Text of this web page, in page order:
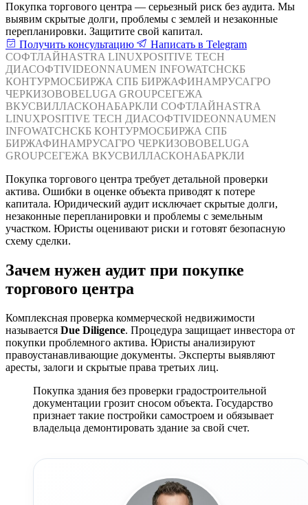
Покупка торгового центра — серьезный риск без аудита. Мы
выявим скрытые долги, проблемы с землей и незаконные
перепланировки. Защитите свой капитал.
Получить консультацию
Написать в Telegram
СОФТЛАЙНASTRA LINUXPOSITIVE TECH
ДИАСОФТIVIDEONNAUMEN INFOWATCHСКБ
КОНТУРМОСБИРЖА СПБ БИРЖАФИНАМРУСАГРО
ЧЕРКИЗОВОBELUGA GROUPСЕГЕЖА
ВКУСВИЛЛАСКОНАБАРКЛИ СОФТЛАЙНASTRA
LINUXPOSITIVE TECH ДИАСОФТIVIDEONNAUMEN
INFOWATCHСКБ КОНТУРМОСБИРЖА СПБ
БИРЖАФИНАМРУСАГРО ЧЕРКИЗОВОBELUGA
GROUPСЕГЕЖА ВКУСВИЛЛАСКОНАБАРКЛИ
Покупка торгового центра требует детальной проверки
актива. Ошибки в оценке объекта приводят к потере
капитала. Юридический аудит исключает скрытые долги,
незаконные перепланировки и проблемы с земельным
участком. Юристы оценивают риски и готовят безопасную
схему сделки.
Зачем нужен аудит при покупке
торгового центра
Комплексная проверка коммерческой недвижимости
называется Due Diligence. Процедура защищает инвестора от
покупки проблемного актива. Юристы анализируют
правоустанавливающие документы. Эксперты выявляют
аресты, залоги и скрытые права третьих лиц.
Покупка здания без проверки градостроительной
документации грозит сносом объекта. Государство
признает такие постройки самостроем и обязывает
владельца демонтировать здание за свой счет.